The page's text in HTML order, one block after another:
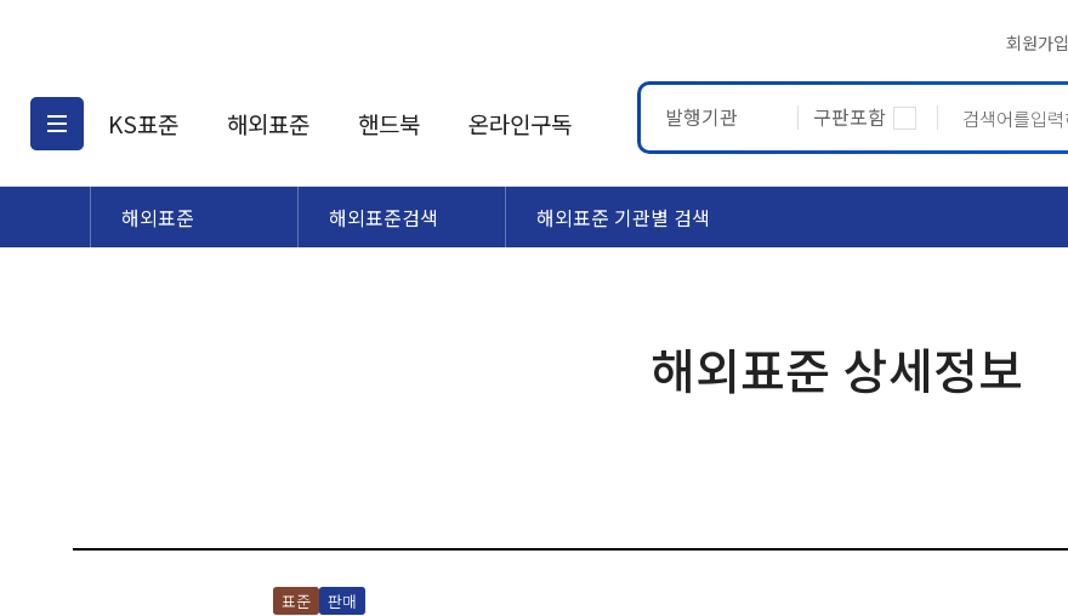
회원가입
KS표준
KS표준검색
해외표준
해외표준검색
핸드북 온라인구독 발행기관 구판포함
해외표준 해외표준검색 해외표준 기관별 검색
해외표준 상세정보
표준 판매